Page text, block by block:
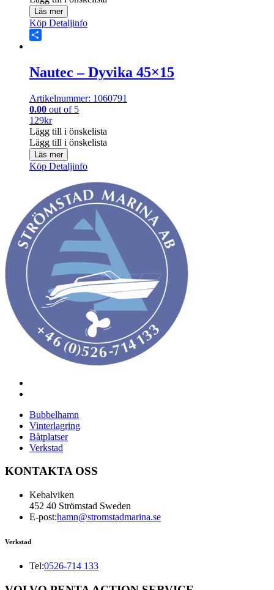
Läs mer
Köp Detaljinfo
Nautec – Dyvika 45×15
Artikelnummer: 1060791
0.00 out of 5
129kr
Lägg till i önskelista
Lägg till i önskelista
Läs mer
Köp Detaljinfo
Bubbelhamn
Vinterlagring
Båtplatser
Verkstad
KONTAKTA OSS
Kebalviken
452 40 Strömstad Sweden
E-post:hamn@stromstadmarina.se
Verkstad
Tel:0526-714 133